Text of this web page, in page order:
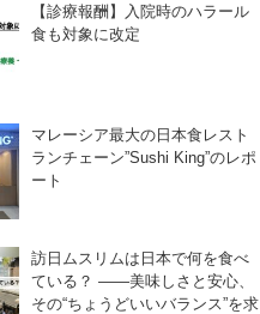
【診療報酬】入院時のハラール
食も対象に改定
マレーシア最大の日本食レスト
ランチェーン”Sushi King”のレポ
ート
訪日ムスリムは日本で何を食べ
ている？ ――美味しさと安心、
その“ちょうどいいバランス”を求